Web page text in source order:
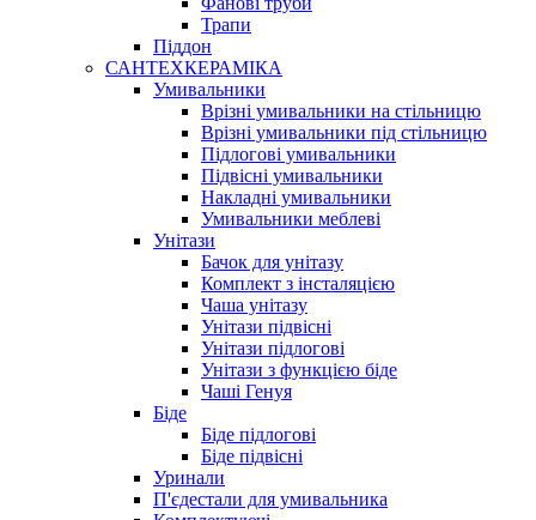
Трапи
Піддон
САНТЕХКЕРАМІКА
Умивальники
Врізні умивальники на стільницю
Врізні умивальники під стільницю
Підлогові умивальники
Підвісні умивальники
Накладні умивальники
Умивальники меблеві
Унітази
Бачок для унітазу
Комплект з інсталяцією
Чаша унітазу
Унітази підвісні
Унітази підлогові
Унітази з функцією біде
Чаші Генуя
Біде
Біде підлогові
Біде підвісні
Уринали
П'єдестали для умивальника